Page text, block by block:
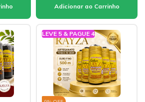
LEVE 5 & PAGUE 4